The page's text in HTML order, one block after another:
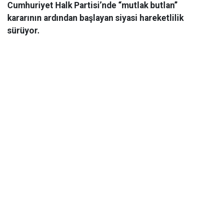
Cumhuriyet Halk Partisi’nde “mutlak butlan”
kararının ardından başlayan siyasi hareketlilik
sürüyor.